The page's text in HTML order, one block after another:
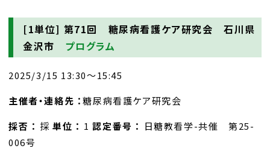
[1単位] 第71回 糖尿病看護ケア研究会 石川県
金沢市 プログラム
2025/3/15 13:30～15:45
主催者・連絡先 ：糖尿病看護ケア研究会
採否 ： 採単位 ： 1認定番号 ： 日糖教看学-共催 第25-
006号